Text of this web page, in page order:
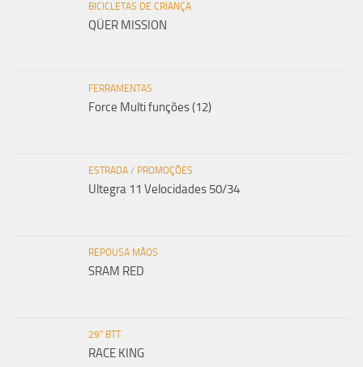
BICICLETAS DE CRIANÇA
QÜER MISSION
FERRAMENTAS
Force Multi funções (12)
ESTRADA / PROMOÇÕES
Ultegra 11 Velocidades 50/34
REPOUSA MÃOS
SRAM RED
29" BTT
RACE KING